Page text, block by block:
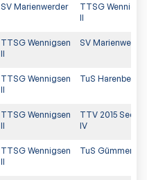
SV Marienwerder
TTSG
II
TTSG Wennigsen
II
SV Marienwerder
TTSG Wennigsen
II
TuS Harenberg
TTSG Wennigsen
II
TTV 2015 Seelze
IV
TTSG Wennigsen
II
TuS Gümmer III